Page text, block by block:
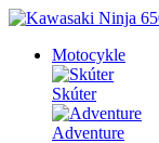
Motocykle
Skúter
Adventure